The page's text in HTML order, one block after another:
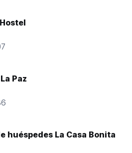
Paz
huéspedes La Casa Bonita